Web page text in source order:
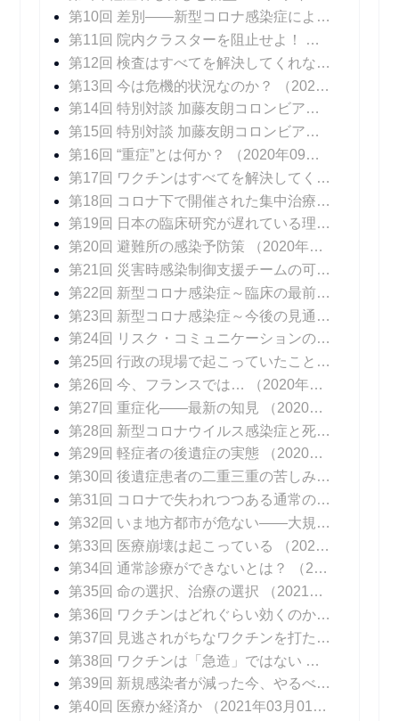
第10回 差別――新型コロナ感染症によるもうひとつの苦しみ
第11回 院内クラスターを阻止せよ！
（2020年08
第12回 検査はすべてを解決してくれない
第13回 今は危機的状況なのか？
（2020年08月17日 掲載）
第14回 特別対談 加藤友朗コロンビア大学医学部外科学教授 「いま、専門家に求められているものとは」
第15回 特別対談 加藤友朗コロンビア大学医学部外科学教授 「ニューヨークで行われているPCR検査の意味」
第16回 “重症”とは何か？
（2020年09月07日 掲載）
第17回 ワクチンはすべてを解決してくれない
第18回 コロナ下で開催された集中治療医学会
第19回 日本の臨床研究が遅れている理由
第20回 避難所の感染予防策
（2020年10月05日 掲載）
第21回 災害時感染制御支援チームの可能性
第22回 新型コロナ感染症～臨床の最前線
第23回 新型コロナ感染症～今後の見通し
第24回 リスク・コミュニケーションの難しさ
第25回 行政の現場で起こっていたこと
（2020年
第26回 今、フランスでは…
（2020年11月16日 掲載）
第27回 重症化――最新の知見
（2020年11月23日 掲載）
第28回 新型コロナウイルス感染症と死
（2020年
第29回 軽症者の後遺症の実態
（2020年12月07日 掲載）
第30回 後遺症患者の二重三重の苦しみ
（2020年
第31回 コロナで失われつつある通常の診療
第32回 いま地方都市が危ない――大規模院内クラスターはなぜ起こるのか
第33回 医療崩壊は起こっている
（2021年01月11日 掲載）
第34回 通常診療ができないとは？
（2021年01月18日 掲載）
第35回 命の選択、治療の選択
（2021年01月25日 掲載）
第36回 ワクチンはどれぐらい効くのか？
第37回 見逃されがちなワクチンを打たないリスク
第38回 ワクチンは「急造」ではない
（2021年02
第39回 新規感染者が減った今、やるべきこと
第40回 医療か経済か
（2021年03月01日 掲載）